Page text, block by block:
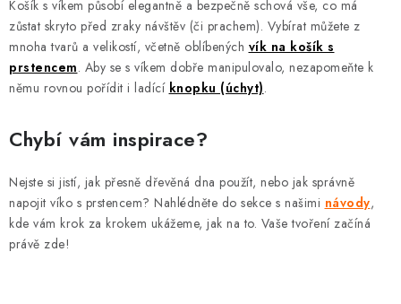
Košík s víkem působí elegantně a bezpečně schová vše, co má
zůstat skryto před zraky návštěv (či prachem). Vybírat můžete z
mnoha tvarů a velikostí, včetně oblíbených vík na košík s
prstencem. Aby se s víkem dobře manipulovalo, nezapomeňte k
němu rovnou pořídit i ladící knopku (úchyt).
Chybí vám inspirace?
Nejste si jistí, jak přesně dřevěná dna použít, nebo jak správně
napojit víko s prstencem? Nahlédněte do sekce s našimi návody,
kde vám krok za krokem ukážeme, jak na to. Vaše tvoření začíná
právě zde!